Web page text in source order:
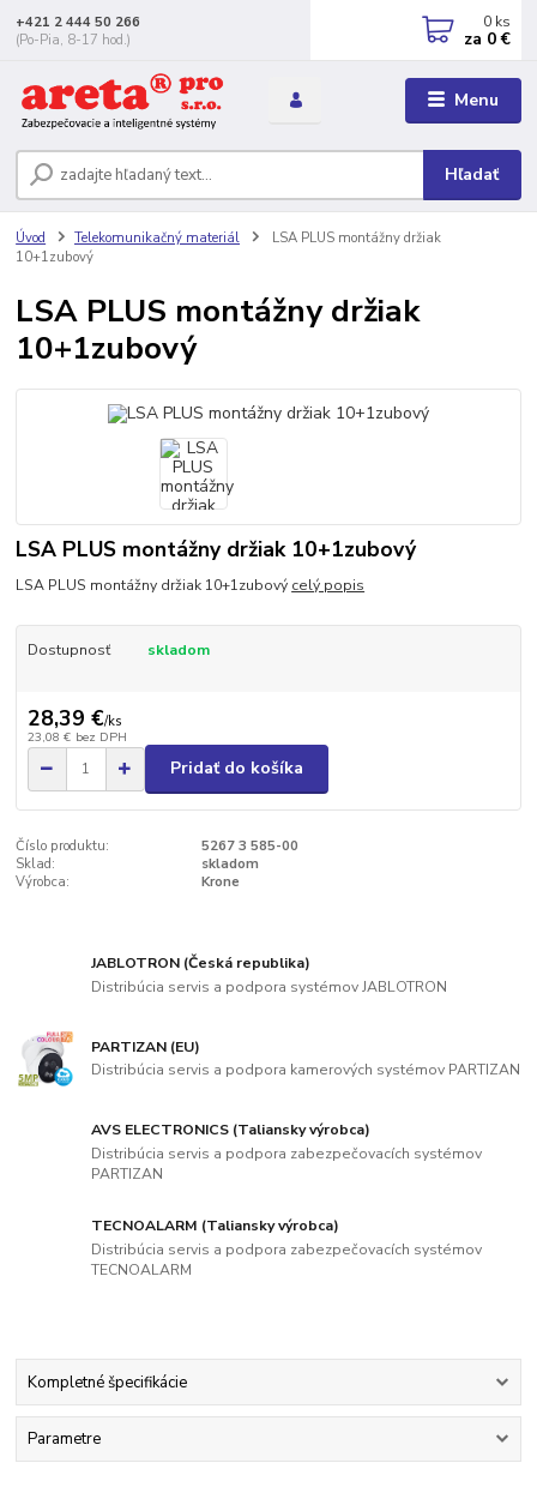
Menu
Hľadať
+421 2 444 50 266
(Po-Pia, 8-17 hod.)
0 ks
za 0 €
Úvod Telekomunikačný materiál
LSA PLUS montážny držiak
10+1zubový
LSA PLUS montážny držiak
10+1zubový
LSA PLUS montážny držiak 10+1zubový
LSA PLUS montážny držiak 10+1zubový celý popis
Dostupnosť skladom
28,39 €/ks
23,08 € bez DPH
Pridať do košíka
Číslo produktu:
5267 3 585-00
Sklad:
skladom
Výrobca:
Krone
JABLOTRON (Česká republika)
Distribúcia servis a podpora systémov JABLOTRON
PARTIZAN (EU)
Distribúcia servis a podpora kamerových systémov PARTIZAN
AVS ELECTRONICS (Taliansky výrobca)
Distribúcia servis a podpora zabezpečovacích systémov
PARTIZAN
TECNOALARM (Taliansky výrobca)
Distribúcia servis a podpora zabezpečovacích systémov
TECNOALARM
Kompletné špecifikácie
Parametre